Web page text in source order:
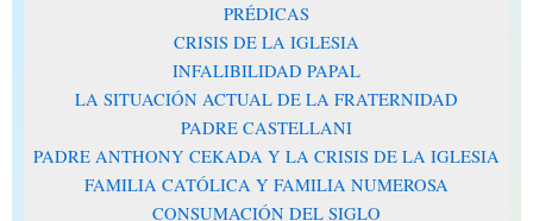
PRÉDICAS
CRISIS DE LA IGLESIA
INFALIBILIDAD PAPAL
LA SITUACIÓN ACTUAL DE LA FRATERNIDAD
PADRE CASTELLANI
PADRE ANTHONY CEKADA Y LA CRISIS DE LA IGLESIA
FAMILIA CATÓLICA Y FAMILIA NUMEROSA
CONSUMACIÓN DEL SIGLO